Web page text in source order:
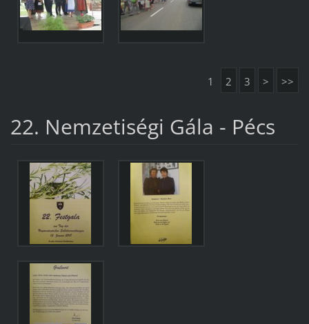
1 2 3 > >>
22. Nemzetiségi Gála - Pécs